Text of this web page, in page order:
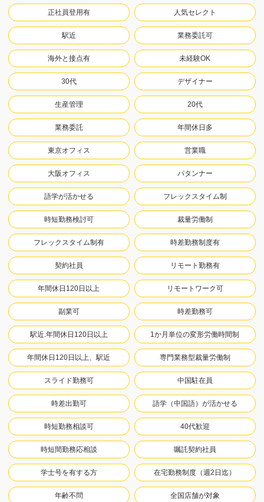
正社員登用有 人気セレクト
駅近 業務委託可
海外と接点有 未経験OK
30代 デザイナー
生産管理 20代
業務委託 年間休日多
東京オフィス 営業職
大阪オフィス パタンナー
語学が活かせる フレックスタイム制
時短勤務検討可 裁量労働制
フレックスタイム制有 時差勤務制度有
契約社員 リモート勤務有
年間休日120日以上 リモートワーク可
副業可 時差勤務可
駅近.年間休日120日以上 1か月単位の変形労働時間制
年間休日120日以上、駅近 専門業務型裁量労働制
スライド勤務可 中国駐在員
時差出勤可 語学（中国語）が活かせる
時短勤務相談可 40代歓迎
時短間勤務応相談 嘱託契約社員
学士号を有する方 在宅勤務制度（週2日迄）
年齢不問 全国店舗が対象